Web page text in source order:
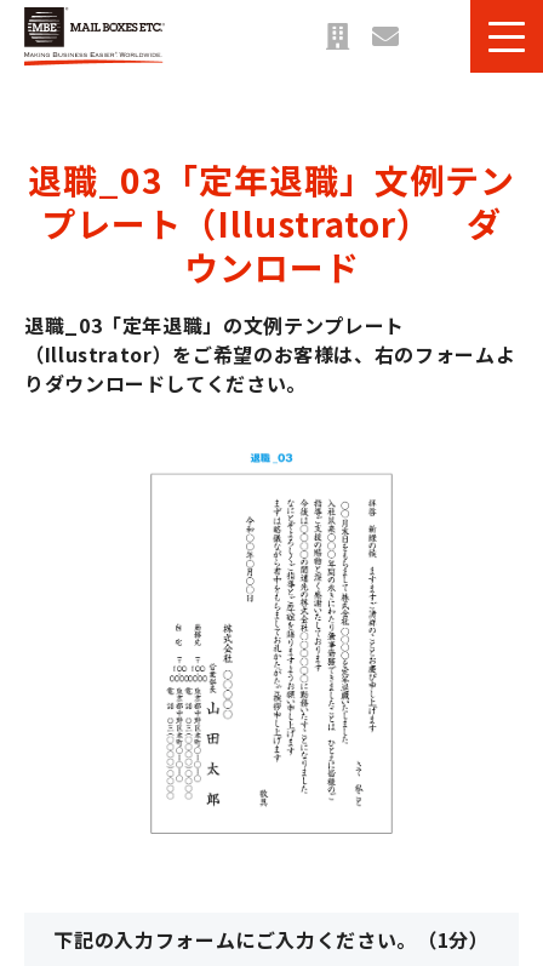
法人のお客様へ
ご利用事例
お役立ち情報＆ブログ
退職_03「定年退職」文例テン
プレート（Illustrator）　ダ
ウンロード
退職_03「定年退職」の文例テンプレート
（Illustrator）をご希望のお客様は、右のフォームよ
りダウンロードしてください。
下記の入力フォームにご入力ください。（1分）